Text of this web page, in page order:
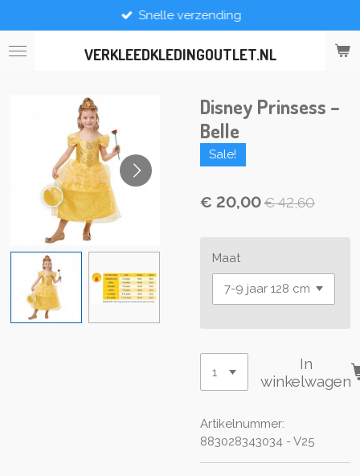
direct
naar
VERKLEEDKLEDINGOUTLET.NL
Snelle verzending
Disney Prinsess –
Belle
Sale!
€ 20,00 € 42,60
Maat
In
winkelwagen
Artikelnummer:
883028343034 - V25